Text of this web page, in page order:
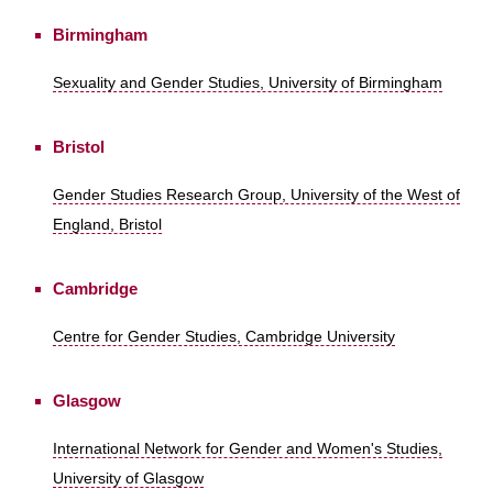
Birmingham
Sexuality and Gender Studies, University of Birmingham
Bristol
Gender Studies Research Group, University of the West of
England, Bristol
Cambridge
Centre for Gender Studies, Cambridge University
Glasgow
International Network for Gender and Women's Studies,
University of Glasgow